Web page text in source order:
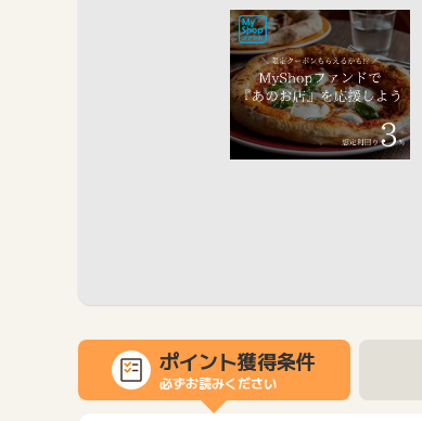
ポイント獲得条件
必ずお読みください